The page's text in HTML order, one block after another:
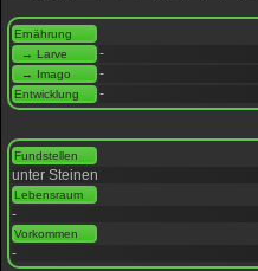
Ernährung
→ Larve
-
→ Imago -
Entwicklung -
Fundstellen
unter Steinen
Lebensraum
-
Vorkommen
-